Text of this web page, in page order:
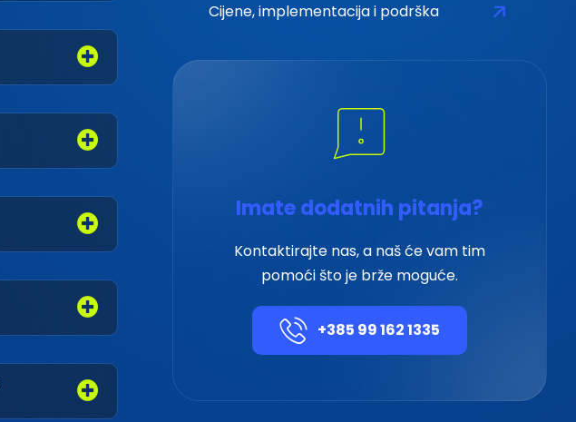
Cijene, implementacija i podrška
Imate dodatnih pitanja?
Kontaktirajte nas, a naš će vam tim
pomoći što je brže moguće.
+385 99 162 1335